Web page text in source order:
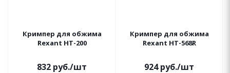
Кримпер для обжима
Rexant HT-200
832 руб./шт
Кримпер для обжима
Rexant HT-568R
924руб./шт